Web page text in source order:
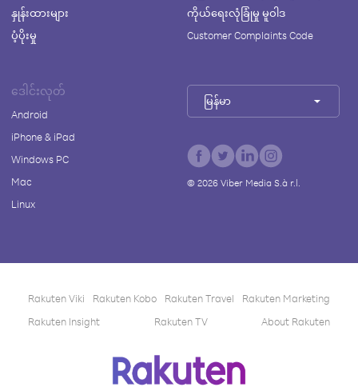
နှုန်းထားများ
ပံ့ပိုးမှု
ကိုယ်ရေးလုံခြုံမှု မူဝါဒ
Customer Complaints Code
ဒေါင်းလုတ်
Android
iPhone & iPad
Windows PC
Mac
Linux
မြန်မာ
© 2026Viber Media S.à r.l.
Rakuten Viki Rakuten Kobo Rakuten Travel
Rakuten Marketing
Rakuten Insight
Rakuten TV About Rakuten